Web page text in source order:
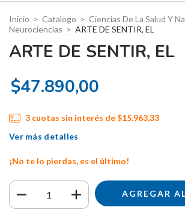
Inicio > Catalogo > Ciencias De La Salud Y
Neurociencias > ARTE DE SENTIR, EL
ARTE DE SENTIR, EL
$47.890,00
3 cuotas sin interés de$15.963,33
Ver más detalles
¡No te lo pierdas, es el último!